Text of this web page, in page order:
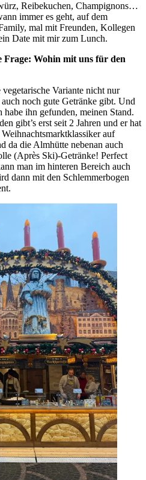
Reibekuchen, Champignons…
immer es geht, auf dem
mal mit Freunden, Kollegen
Date mit mir zum Lunch.
Wohin mit uns für den
Variante nicht nur
noch gute Getränke gibt. Und
ihn gefunden, meinen Stand.
gibt’s erst seit 2 Jahren und er hat
auf
da die Almhütte nebenan auch
(Après Ski)-Getränke! Perfect
man im hinteren Bereich auch
dann mit den Schlemmerbogen